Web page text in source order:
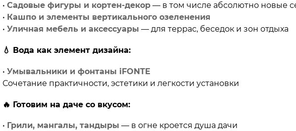
• Садовые фигуры и кортен-декор — в том числе абсолютно новые
• Кашпо и элементы вертикального озеленения
• Уличная мебель и аксессуары — для террас, беседок и зон отдыха
💧 Вода как элемент дизайна:
• Умывальники и фонтаны iFONTE
Сочетание практичности, эстетики и легкости установки
🔥 Готовим на даче со вкусом:
• Грили, мангалы, тандыры — в огне кроется душа дачи